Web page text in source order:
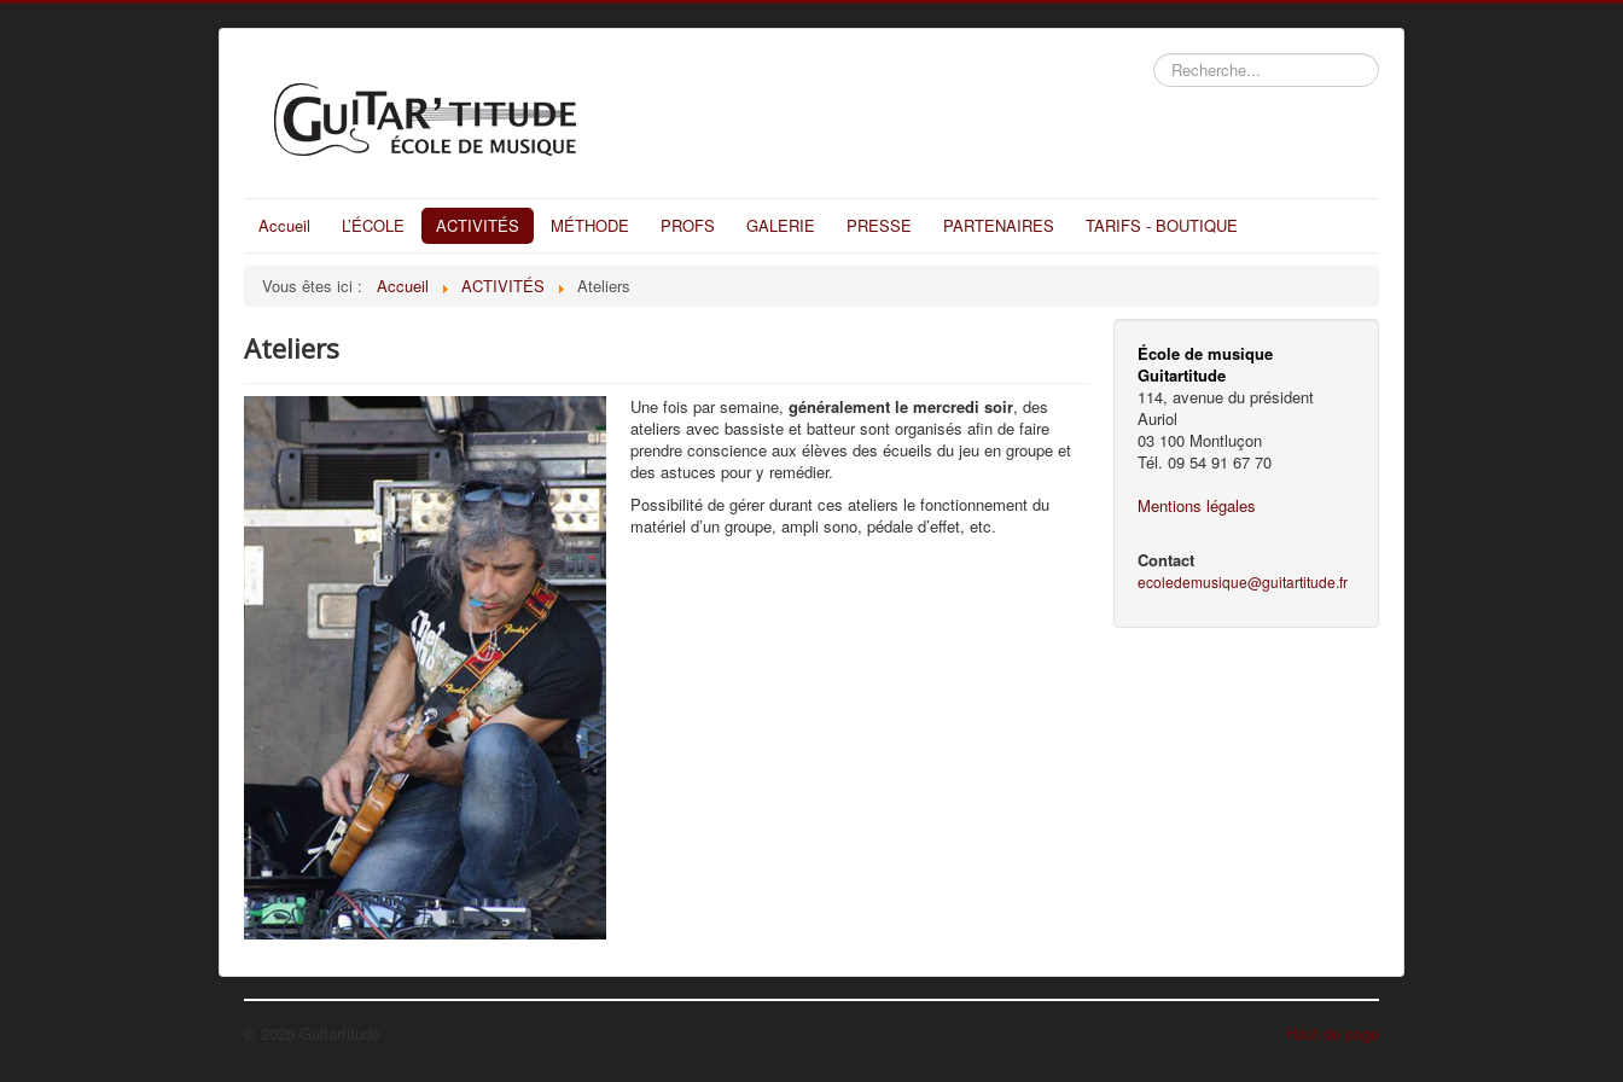
Rechercher
Accueil L’ÉCOLE ACTIVITÉS MÉTHODE PROFS GALERIE PRESSE PARTENAIRES TARIFS - BOUTIQUE
Vous êtes ici : Accueil ACTIVITÉS Ateliers
Ateliers
Une fois par semaine, généralement le mercredi soir, des
ateliers avec bassiste et batteur sont organisés afin de faire
prendre conscience aux élèves des écueils du jeu en groupe et
des astuces pour y remédier.
Possibilité de gérer durant ces ateliers le fonctionnement du
matériel d’un groupe, ampli sono, pédale d’effet, etc.
École de musique
Guitartitude
114, avenue du président
Auriol
03 100 Montluçon
Tél. 09 54 91 67 70
Mentions légales
Contact
ecoledemusique@guitartitude.fr
Haut de page